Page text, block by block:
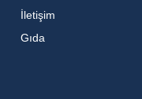
İletişim
Gıda